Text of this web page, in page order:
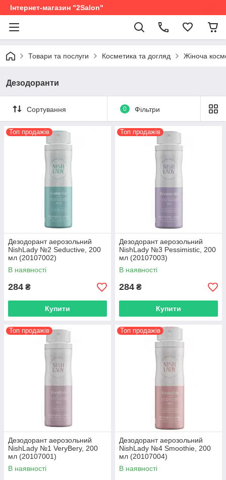
Інтернет-магазин "2Salon"
Товари та послуги Косметика та догляд Жіноча
Дезодоранти
Сортування 0 Фільтри
Топ продажів
Дезодорант аерозольний
NishLady №2 Seductive, 200
мл (20107002)
В наявності
284 ₴
Купити
Топ продажів
Дезодорант аерозольний
NishLady №3 Pessimistic, 200
мл (20107003)
В наявності
284 ₴
Купити
Топ продажів
Дезодорант аерозольний
NishLady №1 VeryBery, 200
мл (20107001)
В наявності
Топ продажів
Дезодорант аерозольний
NishLady №4 Smoothie, 200
мл (20107004)
В наявності